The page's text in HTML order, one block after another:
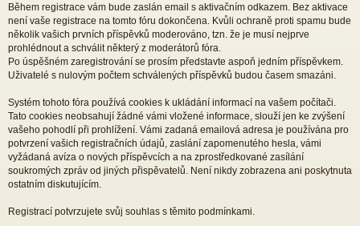
Během registrace vám bude zaslán email s aktivačním odkazem. Bez aktivace
není vaše registrace na tomto fóru dokončena. Kvůli ochraně proti spamu bude
několik vašich prvních příspěvků moderováno, tzn. že je musí nejprve
prohlédnout a schválit některý z moderátorů fóra.
Po úspěšném zaregistrování se prosím představte aspoň jedním příspěvkem.
Uživatelé s nulovým počtem schválených příspěvků budou časem smazáni.
Systém tohoto fóra používá cookies k ukládání informací na vašem počítači.
Tato cookies neobsahují žádné vámi vložené informace, slouží jen ke zvýšení
vašeho pohodlí při prohlížení. Vámi zadaná emailová adresa je používána pro
potvrzení vašich registračních údajů, zaslání zapomenutého hesla, vámi
vyžádaná avíza o nových příspěvcích a na zprostředkované zasílání
soukromých zpráv od jiných přispěvatelů. Není nikdy zobrazena ani poskytnuta
ostatním diskutujícím.
Registrací potvrzujete svůj souhlas s těmito podmínkami.